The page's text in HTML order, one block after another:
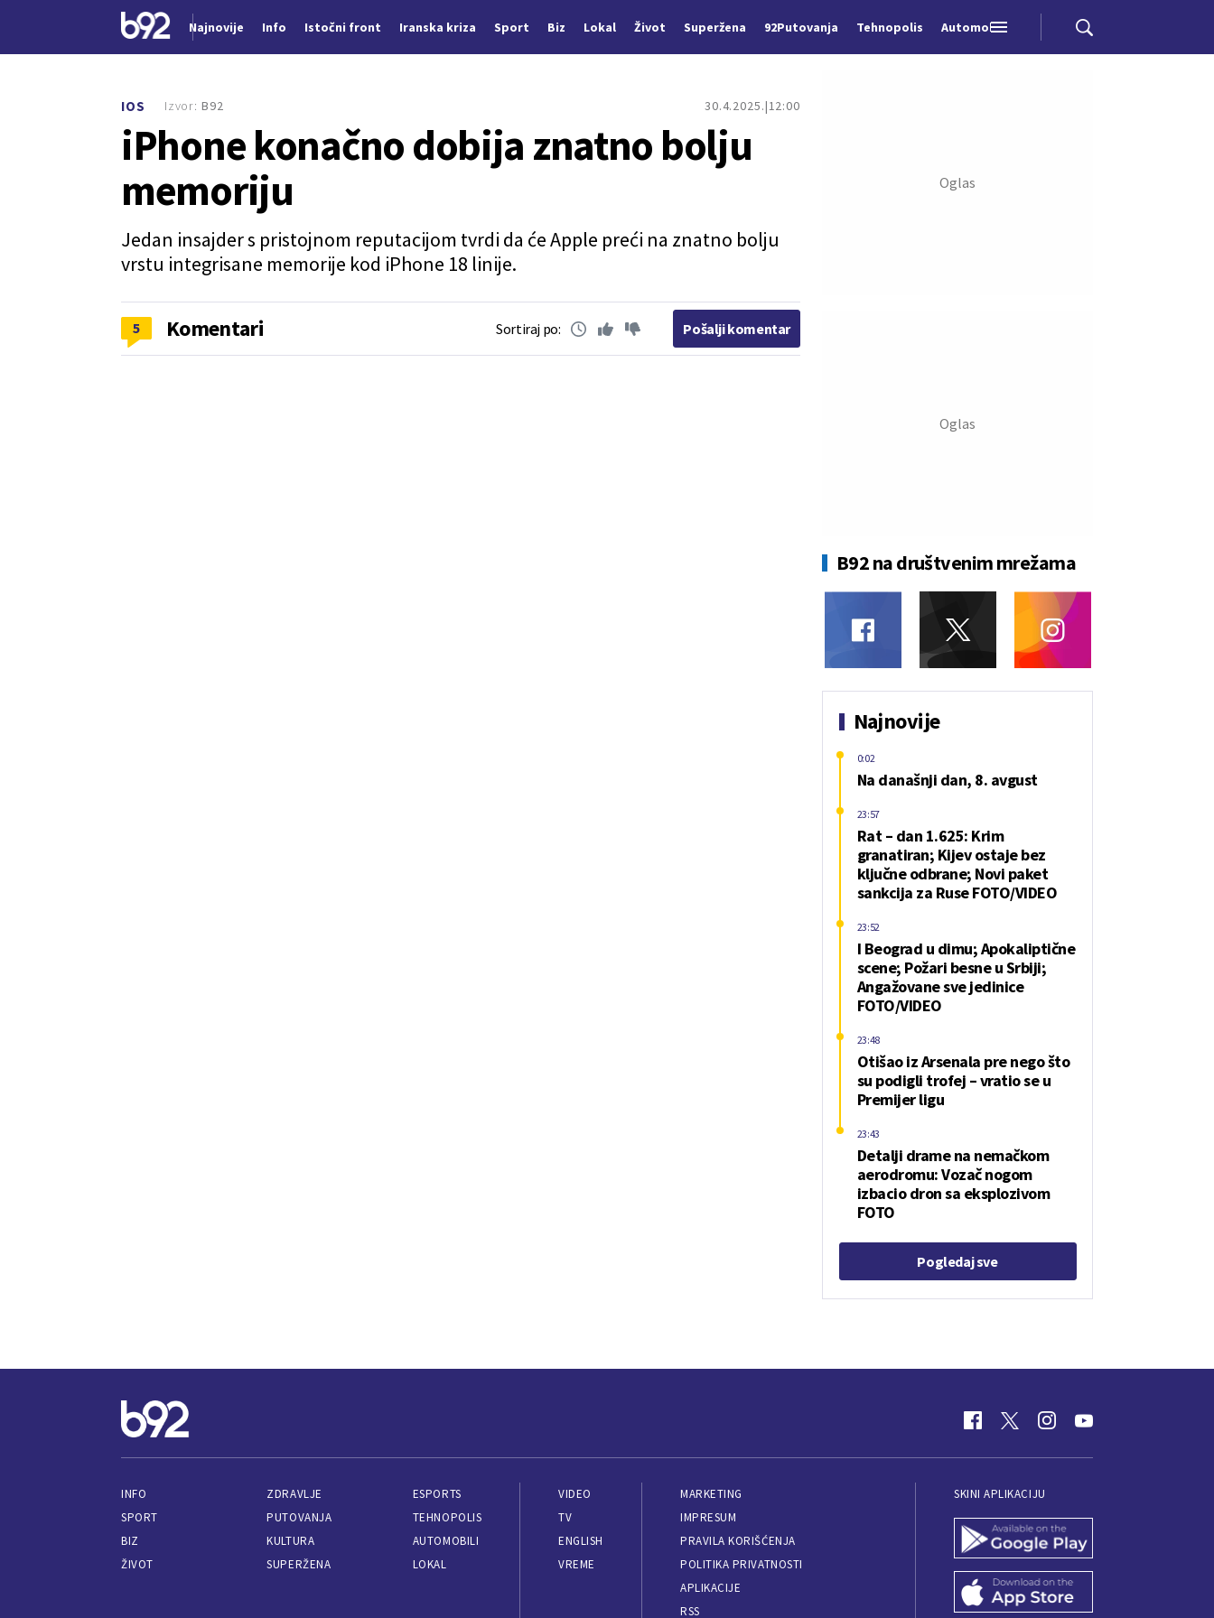
Najnovije Info Istočni front Iranska kriza Sport Biz Lokal Život Superžena 92Putovanja Tehnopolis Automobili
IOS 30.4.2025. 12:00
iPhone konačno dobija znatno bolju
memoriju
Jedan insajder s pristojnom reputacijom tvrdi da će Apple preći na znatno bolju
vrstu integrisane memorije kod iPhone 18 linije.
Izvor: B92
5 Komentari Sortiraj po: Pošalji komentar
B92 na društvenim mrežama
Najnovije
Na današnji dan, 8. avgust
0:02
Rat – dan 1.625: Krim
granatiran; Kijev ostaje bez
ključne odbrane; Novi paket
sankcija za Ruse FOTO/VIDEO
23:57
I Beograd u dimu; Apokaliptične
scene; Požari besne u Srbiji;
Angažovane sve jedinice
FOTO/VIDEO
23:52
Otišao iz Arsenala pre nego što
su podigli trofej – vratio se u
Premijer ligu
23:48
Detalji drame na nemačkom
aerodromu: Vozač nogom
izbacio dron sa eksplozivom
FOTO
23:43
Pogledaj sve
INFO
SPORT
BIZ
ŽIVOT
ZDRAVLJE
PUTOVANJA
KULTURA
SUPERŽENA
ESPORTS
TEHNOPOLIS
AUTOMOBILI
LOKAL
VIDEO
TV
ENGLISH
VREME
MARKETING
IMPRESUM
PRAVILA KORIŠĆENJA
POLITIKA PRIVATNOSTI
APLIKACIJE
RSS
SKINI APLIKACIJU